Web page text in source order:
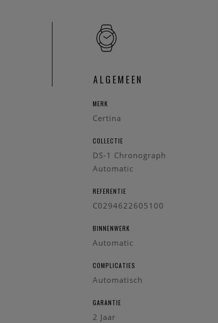
Uurwerk:
Kast: 316L
Band:
Sluiting:
ALGEMEEN
MERK
Certina
COLLECTIE
DS-1 Chronograph
Automatic
REFERENTIE
C0294622605100
BINNENWERK
Automatic
COMPLICATIES
Automatisch
GARANTIE
2 Jaar